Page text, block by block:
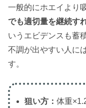
一般的にホエイより
でも適切量を継続す
いうエビデンスも蓄
不調が出やすい人には
す。
狙い方：体重